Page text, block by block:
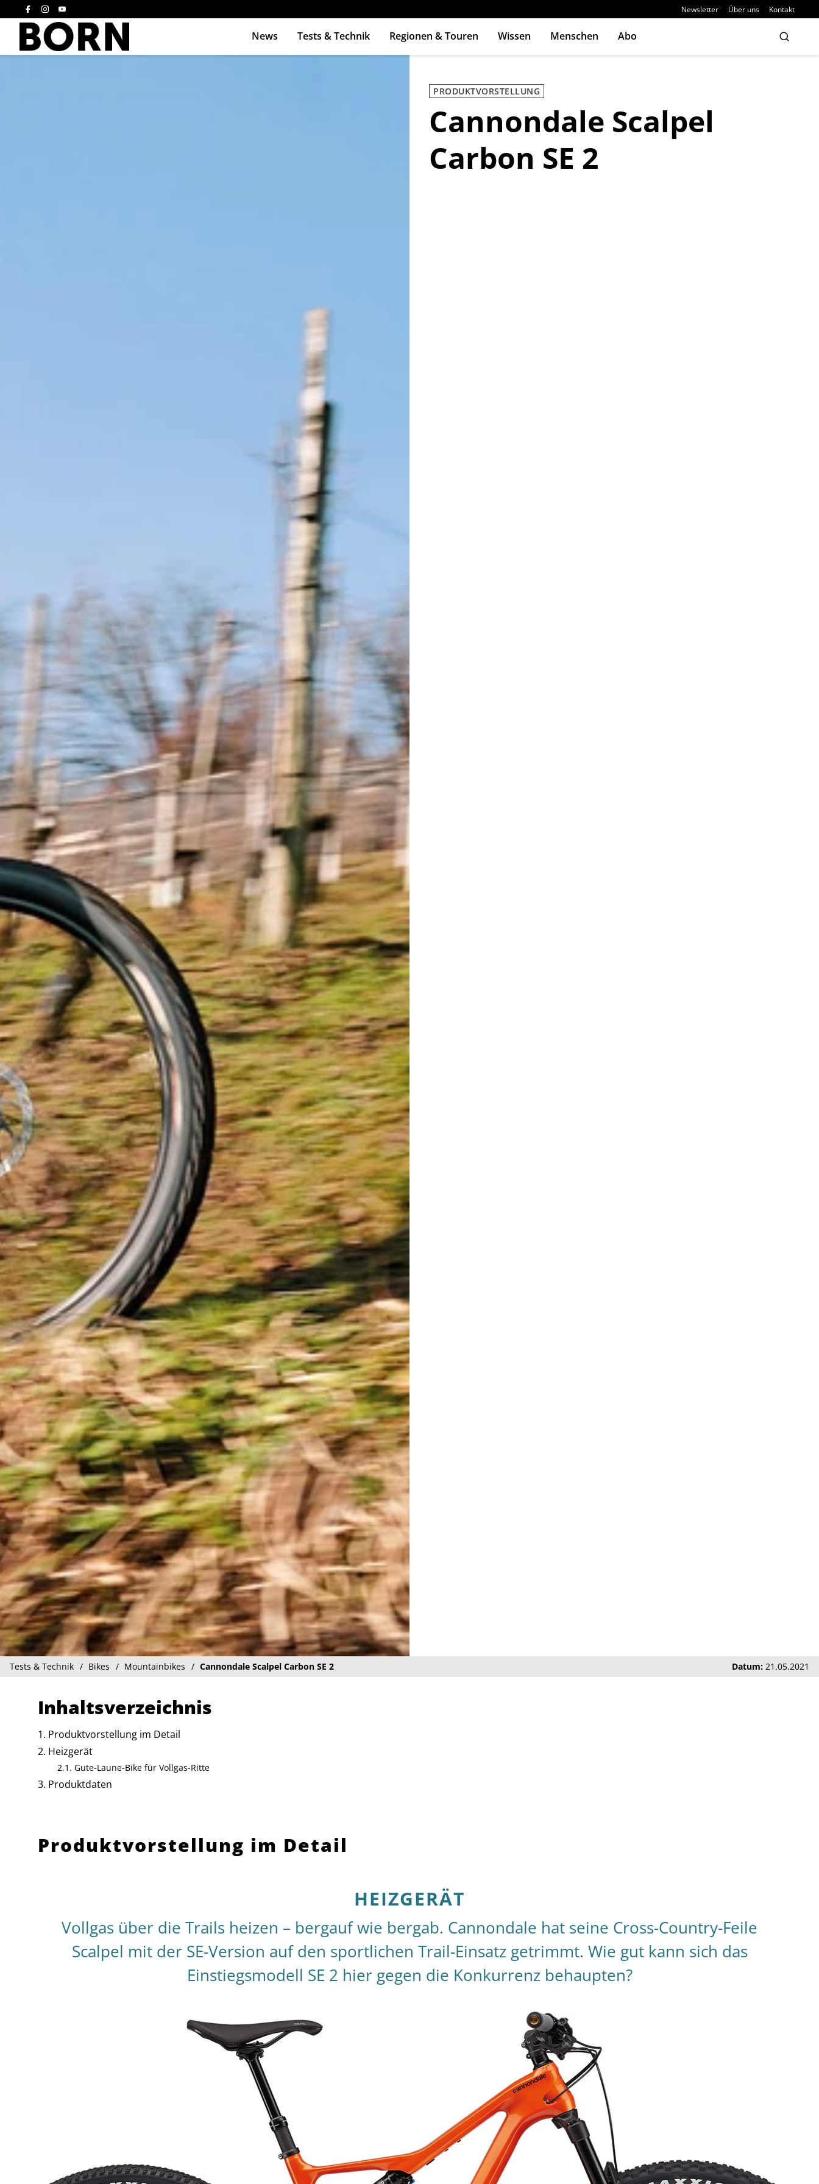
Newsletter Über uns Kontakt
News Tests & Technik Regionen & Touren Wissen Menschen Abo
PRODUKTVORSTELLUNG
Cannondale Scalpel
Carbon SE 2
Tests & Technik Bikes Mountainbikes Cannondale Scalpel Carbon SE 2 Datum: 21.05.2021
Inhaltsverzeichnis
Produktvorstellung im Detail
Heizgerät
Gute-Laune-Bike für Vollgas-Ritte
Produktdaten
Produktvorstellung im Detail
HEIZGERÄT
Vollgas über die Trails heizen – bergauf wie bergab. Cannondale hat seine Cross-Country-Feile
Scalpel mit der SE-Version auf den sportlichen Trail-Einsatz getrimmt. Wie gut kann sich das
Einstiegsmodell SE 2 hier gegen die Konkurrenz behaupten?